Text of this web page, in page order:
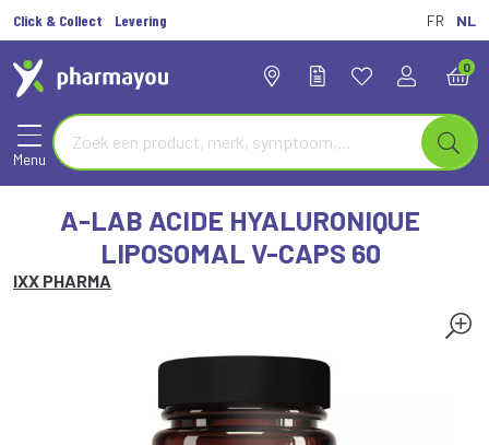
Click & Collect Levering FR NL
0
Menu
A-LAB ACIDE HYALURONIQUE
LIPOSOMAL V-CAPS 60
IXX PHARMA